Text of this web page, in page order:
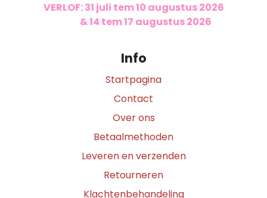
VERLOF: 31 juli tem 10 augustus 2026
& 14 tem 17 augustus 2026
Info
Startpagina
Contact
Over ons
Betaalmethoden
Leveren en verzenden
Retourneren
Klachtenbehandeling